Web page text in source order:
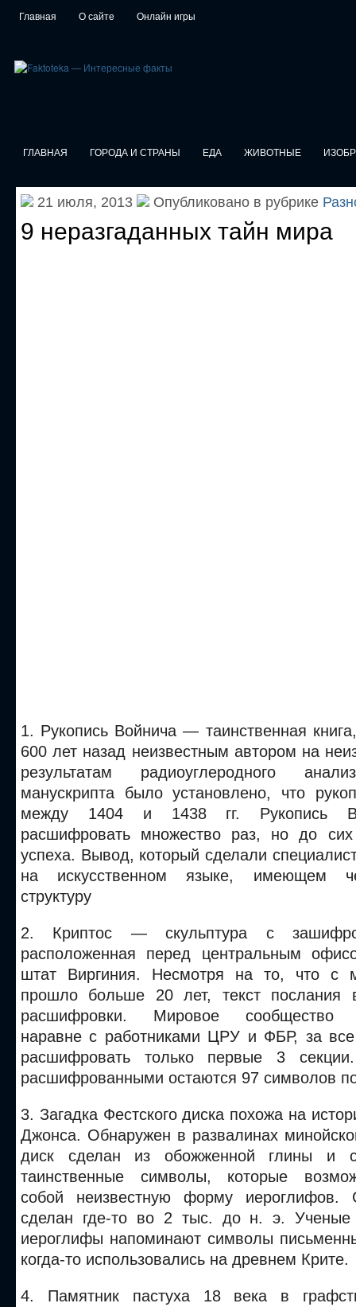
Главная О сайте Онлайн игры
ГЛАВНАЯ ГОРОДА И СТРАНЫ ЕДА ЖИВОТНЫЕ
21 июля, 2013 Опубликовано в рубрике
9 неразгаданных тайн мира
1. Рукопись Войнича — таинственная
600 лет назад неизвестным автором на
результатам радиоуглеродного
манускрипта было установлено, что
между 1404 и 1438 гг. Рукопись
расшифровать множество раз, но до сих
успеха. Вывод, который сделали
на искусственном языке, имеющем
структуру
2. Криптос — скульптура с
расположенная перед центральным
штат Виргиния. Несмотря на то, что с
прошло больше 20 лет, текст
расшифровки. Мировое сообщество
наравне с работниками ЦРУ и ФБР, за
расшифровать только первые 3
расшифрованными остаются 97 символов
3. Загадка Фестского диска похожа на
Джонса. Обнаружен в развалинах
диск сделан из обожженной глины и
таинственные символы, которые
собой неизвестную форму иероглифов.
сделан где-то во 2 тыс. до н. э. Ученые
иероглифы напоминают символы
когда-то использовались на древнем Крите.
4. Памятник пастуха 18 века в